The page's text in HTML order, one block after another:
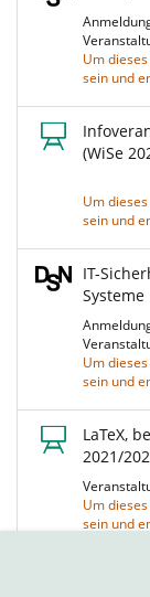
Um
sein und
(WiSe
Um
sein und
IT-
Systeme
Um
sein und
LaTeX,
2021/
Um
sein und
Linux